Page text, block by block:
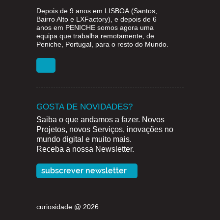
Depois de 9 anos em LISBOA (Santos,
Bairro Alto e LXFactory), e depois de 6
anos em PENICHE somos agora uma
equipa que trabalha remotamente, de
Peniche, Portugal, para o resto do Mundo.
GOSTA DE NOVIDADES?
Saiba o que andamos a fazer. Novos
Projetos, novos Serviços, inovações no
mundo digital e muito mais.
Receba a nossa Newsletter.
subscrever newsletter
curiosidade @ 2026